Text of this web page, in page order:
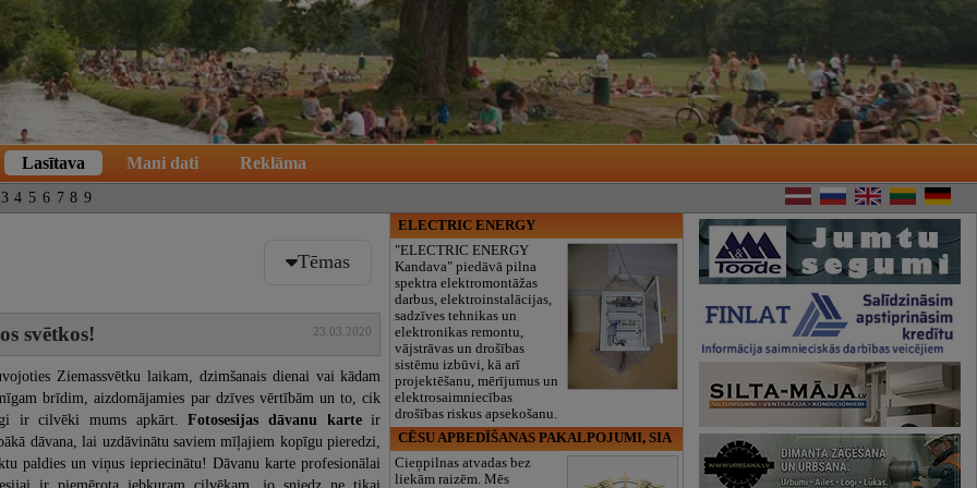
Lasītava Mani dati Reklāma
3 4 5 6 7 8 9
Tēmas
svētkos! 23.03.2020
Ziemassvētku laikam, dzimšanais dienai vai kādam
brīdim, aizdomājamies par dzīves vērtībām un to, cik
ir cilvēki mums apkārt.Fotosesijasdāvanu karteir
dāvana, lai uzdāvinātu saviem mīļajiem kopīgu pieredzi,
paldies un viņus iepriecinātu! Dāvanu karte profesionālai
ELECTRIC ENERGY
"ELECTRIC ENERGY
Kandava" piedāvā pilna
spektra elektromontāžas
darbus, elektroinstalācijas,
sadzīves tehnikas un
elektronikas remontu,
vājstrāvas un drošības
sistēmu izbūvi, kā arī
projektēšanu, mērījumus un
elektrosaimniecības
drošības riskus apsekošanu.
CĒSU APBEDĪŠANAS PAKALPOJUMI, SIA
Cieņpilnas atvadas bez
liekām raizēm. Mēs